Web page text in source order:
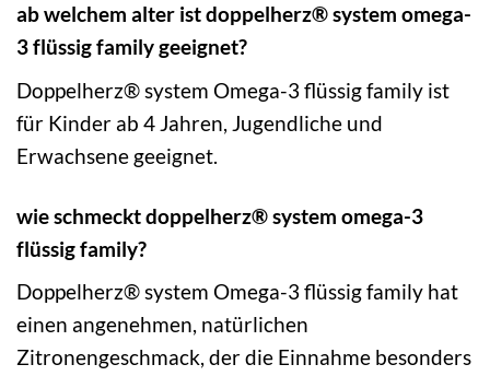
ab welchem alter ist doppelherz® system omega-
3 flüssig family geeignet?
Doppelherz® system Omega-3 flüssig family ist
für Kinder ab 4 Jahren, Jugendliche und
Erwachsene geeignet.
wie schmeckt doppelherz® system omega-3
flüssig family?
Doppelherz® system Omega-3 flüssig family hat
einen angenehmen, natürlichen
Zitronengeschmack, der die Einnahme besonders